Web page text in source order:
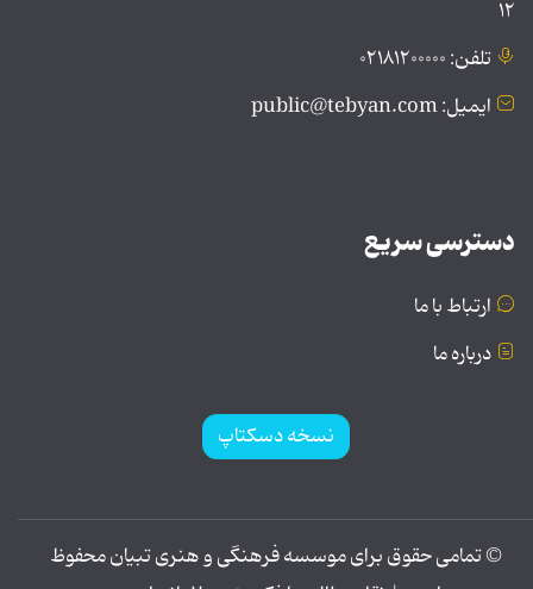
۱۲
تلفن: ۰۲۱۸۱۲۰۰۰۰۰
ایمیل: public@tebyan.com
دسترسی سریع
ارتباط با ما
درباره ما
نسخه دسکتاپ
© تمامی حقوق برای موسسه فرهنگی و هنری تبیان محفوظ